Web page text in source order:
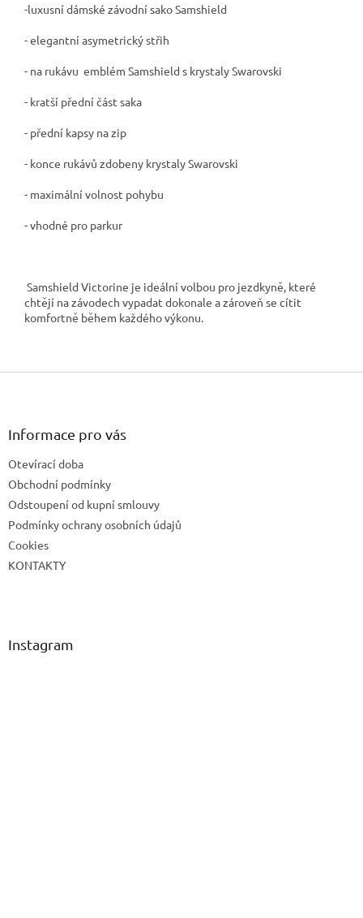
-luxusní dámské závodní sako Samshield
- elegantní asymetrický střih
- na rukávu emblém Samshield s krystaly Swarovski
- kratší přední část saka
- přední kapsy na zip
- konce rukávů zdobeny krystaly Swarovski
- maximální volnost pohybu
- vhodné pro parkur
Samshield Victorine je ideální volbou pro jezdkyně, které
chtějí na závodech vypadat dokonale a zároveň se cítit
komfortně během každého výkonu.
Z
Informace pro vás
Otevírací doba
Obchodní podmínky
Odstoupení od kupní smlouvy
Podmínky ochrany osobních údajů
Cookies
KONTAKTY
Instagram